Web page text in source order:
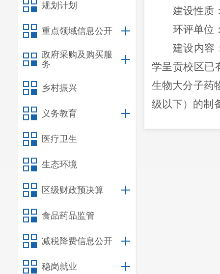
规划计划
重点领域信息公开
政府采购及购买服
务
乡村振兴
义务教育
医疗卫生
生态环境
区级财政预决算
食品药品监管
减税降费信息公开
稳岗就业
建设性质
环评单位
建设内容
学呈贡校区已
生物大分子药
级以下）的制